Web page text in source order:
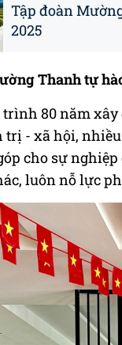
Tập đoàn
2025
Thanh tự
80 năm xây
- xã hội,
cho sự
luôn nỗ lực